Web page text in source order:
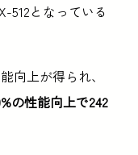
512となっている
向上が得られ、
の性能向上で242